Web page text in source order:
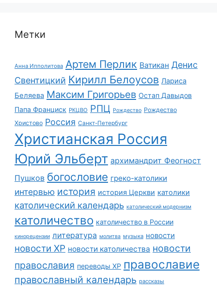
Метки
Анна Ипполитова Артем Перлик Ватикан Денис
Свентицкий Кирилл Белоусов Лариса
Беляева Максим Григорьев Остап Давыдов
Папа Франциск РКЦВО РПЦ Рождество Рождество
Христово Россия Санкт-Петербург
Христианская Россия
Юрий Эльберт архимандрит Феогност
Пушков богословие греко-католики
интервью история история Церкви католики
католический календарь католический модернизм
католичество католичество в России
кинорецензии литература молитва музыка новости
новости ХР новости католичества новости
православия переводы ХР православие
православный календарь рассказы